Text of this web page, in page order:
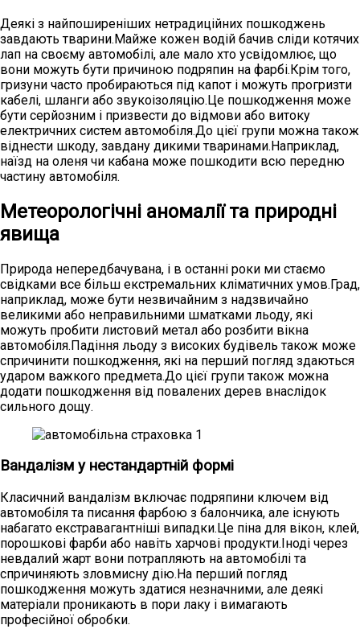
Деякі з найпоширеніших нетрадиційних пошкоджень
завдають тварини.Майже кожен водій бачив сліди котячих
лап на своєму автомобілі, але мало хто усвідомлює, що
вони можуть бути причиною подряпин на фарбі.Крім того,
гризуни часто пробираються під капот і можуть прогризти
кабелі, шланги або звукоізоляцію.Це пошкодження може
бути серйозним і призвести до відмови або витоку
електричних систем автомобіля.До цієї групи можна також
віднести шкоду, завдану дикими тваринами.Наприклад,
наїзд на оленя чи кабана може пошкодити всю передню
частину автомобіля.
Метеорологічні аномалії та природні
явища
Природа непередбачувана, і в останні роки ми стаємо
свідками все більш екстремальних кліматичних умов.Град,
наприклад, може бути незвичайним з надзвичайно
великими або неправильними шматками льоду, які
можуть пробити листовий метал або розбити вікна
автомобіля.Падіння льоду з високих будівель також може
спричинити пошкодження, які на перший погляд здаються
ударом важкого предмета.До цієї групи також можна
додати пошкодження від повалених дерев внаслідок
сильного дощу.
Вандалізм у нестандартній формі
Класичний вандалізм включає подряпини ключем від
автомобіля та писання фарбою з балончика, але існують
набагато екстравагантніші випадки.Це піна для вікон, клей,
порошкові фарби або навіть харчові продукти.Іноді через
невдалий жарт вони потрапляють на автомобілі та
спричиняють зловмисну ​​дію.На перший погляд
пошкодження можуть здатися незначними, але деякі
матеріали проникають в пори лаку і вимагають
професійної обробки.